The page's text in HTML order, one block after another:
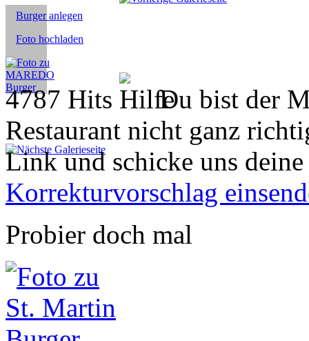
Burger anlegen
Foto hochladen
4787 Hits
Du bist der
Restaurant nicht ganz
Link und schicke uns
Korrekturvorschlag
Probier doch mal